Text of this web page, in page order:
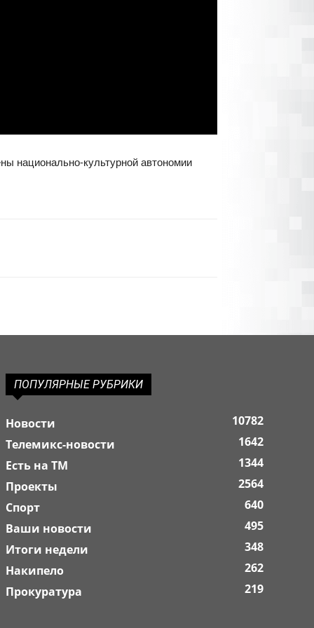
национально-культурной автономии
ПОПУЛЯРНЫЕ РУБРИКИ
Новости
10782
Телемикс-новости
1642
Есть на ТМ
1344
Проекты
2564
Спорт
640
Ваши новости
495
Итоги недели
348
Накипело
262
Прокуратура
219